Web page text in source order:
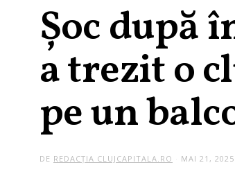
Șoc după
a trezit o
pe un
DE REDACȚIA CLUJCAPITALA.RO MAI 21, 2025